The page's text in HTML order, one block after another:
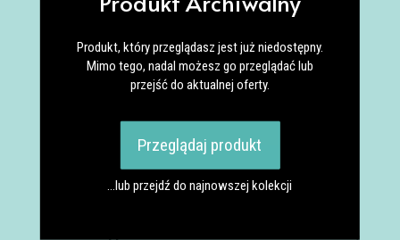
Produkt, który przeglądasz jest już niedostępny.
Mimo tego, nadal możesz go przeglądać lub
przejść do aktualnej oferty.
Przeglądaj produkt
…lub przejdź do najnowszej kolekcji
380mm-61cm, Setback: 25mm/-10mm
SIODEŁKO
Fi’zi:k Argo Vento R3, nylon carbon reinforced shell
TARCZE HAMULCOWE
Shimano SM-RT800 Center Lock, diam. 160mm